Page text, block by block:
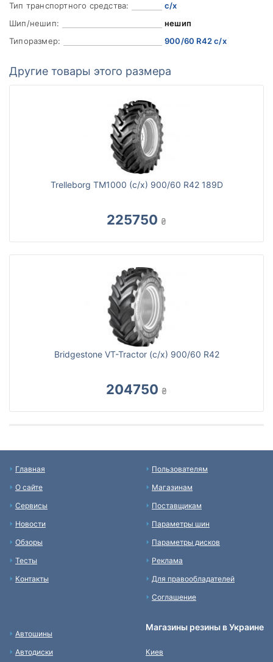
Тип транспортного средства:
с/х
Шип/нешип:
нешип
Типоразмер:
900/60 R42 с/х
Другие товары этого размера
Trelleborg TM1000 (с/х) 900/60 R42 189D
225750 ₴
Bridgestone VT-Tractor (с/х) 900/60 R42
204750 ₴
Главная
О сайте
Сервисы
Новости
Обзоры
Тесты
Контакты
Пользователям
Магазинам
Поставщикам
Параметры шин
Параметры дисков
Реклама
Для правообладателей
Соглашение
Автошины
Автодиски
Магазины резины в Украине
Киев